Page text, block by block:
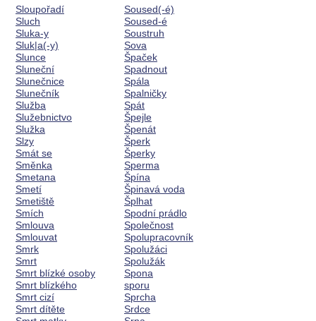
Sloupořadí
Sluch
Sluka-y
Sluk|a(-y)
Slunce
Sluneční
Slunečnice
Slunečník
Služba
Služebnictvo
Služka
Slzy
Smát se
Směnka
Smetana
Smetí
Smetiště
Smích
Smlouva
Smlouvat
Smrk
Smrt
Smrt blízké osoby
Smrt blízkého
Smrt cizí
Smrt dítěte
Soused(-é)
Soused-é
Soustruh
Sova
Špaček
Spadnout
Spála
Spalničky
Spát
Špejle
Špenát
Šperk
Šperky
Sperma
Špína
Špinavá voda
Šplhat
Spodní prádlo
Společnost
Spolupracovník
Spolužáci
Spolužák
Spona
sporu
Sprcha
Srdce